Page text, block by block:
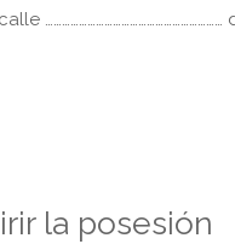
………………………………………………………
la posesión